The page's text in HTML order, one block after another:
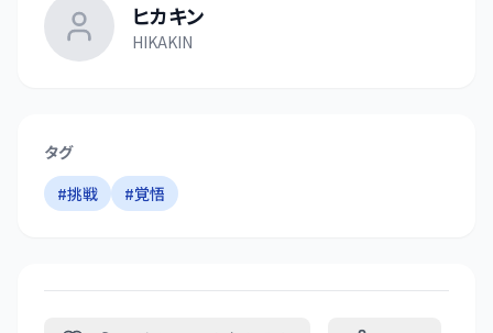
ヒカキン
HIKAKIN
タグ
#挑戦 #覚悟